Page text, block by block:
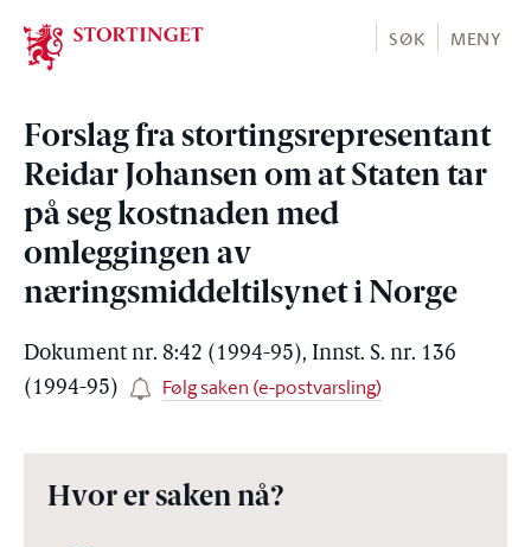
Stortinget.no
SØK MENY
Forslag fra stortingsrepresentant
Reidar Johansen om at Staten tar
på seg kostnaden med
omleggingen av
næringsmiddeltilsynet i Norge
Dokument nr. 8:42 (1994-95), Innst. S. nr. 136
(1994-95)
Følg saken (e-postvarsling)
Hvor er saken nå?